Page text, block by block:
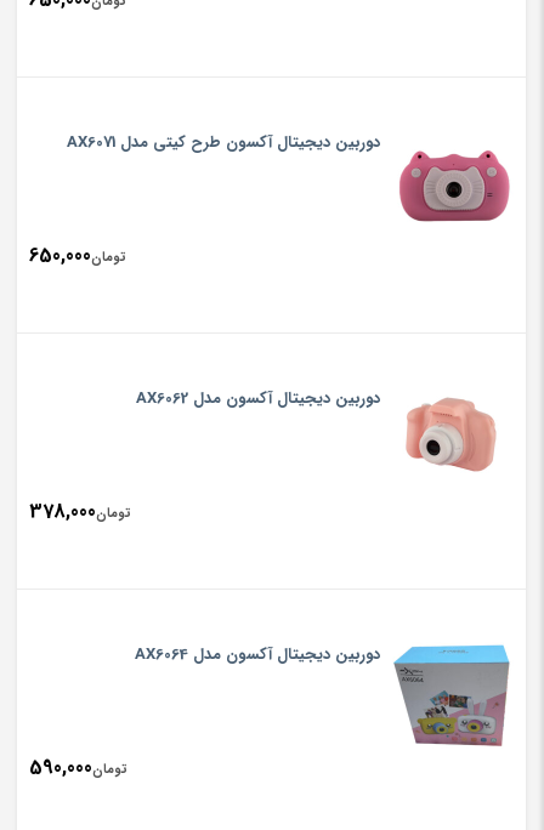
دوربین دیجیتال آکسون طرح کیتی مدل AX6071
تومان650,000
دوربین دیجیتال آکسون مدل AX6062
تومان378,000
دوربین دیجیتال آکسون مدل AX6064
تومان590,000